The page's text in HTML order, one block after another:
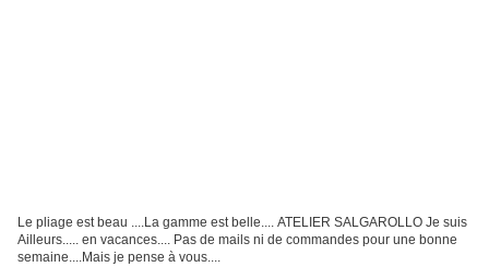
Le pliage est beau ....La gamme est belle.... ATELIER SALGAROLLO Je suis
Ailleurs..... en vacances.... Pas de mails ni de commandes pour une bonne
semaine....Mais je pense à vous....